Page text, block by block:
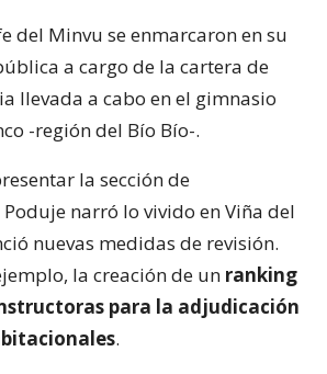
del Minvu se enmarcaron en su
a cargo de la cartera de
llevada a cabo en el gimnasio
-región del Bío Bío-.
la sección de
Poduje narró lo vivido en Viña del
nuevas medidas de revisión.
la creación de un ranking
para la adjudicación
.